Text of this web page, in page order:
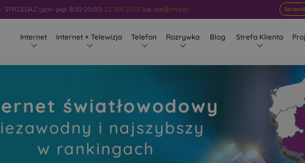
SPRZEDAŻ (pon.-piąt. 8:00-20:00) 22 300 20 01 lubdse@jmdi.pl
Internet Internet + Telewizja Telefon Rozrywka Blog Strefa Klienta
Wilanowo
w rankingach